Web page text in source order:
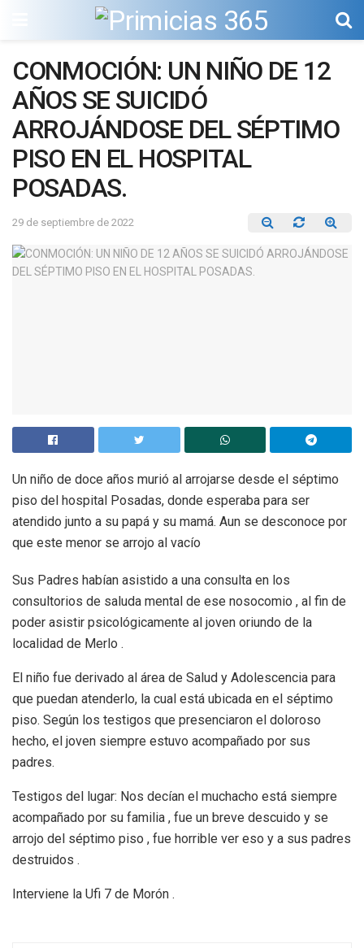
CONMOCIÓN: UN NIÑO DE 12
AÑOS SE SUICIDÓ
ARROJÁNDOSE DEL SÉPTIMO
PISO EN EL HOSPITAL
POSADAS.
29 de septiembre de 2022
Un niño de doce años murió al arrojarse desde el séptimo
piso del hospital Posadas, donde esperaba para ser
atendido junto a su papá y su mamá. Aun se desconoce por
que este menor se arrojo al vacío
Sus Padres habían asistido a una consulta en los
consultorios de saluda mental de ese nosocomio , al fin de
poder asistir psicológicamente al joven oriundo de la
localidad de Merlo .
El niño fue derivado al área de Salud y Adolescencia para
que puedan atenderlo, la cual está ubicada en el séptimo
piso. Según los testigos que presenciaron el doloroso
hecho, el joven siempre estuvo acompañado por sus
padres.
Testigos del lugar: Nos decían el muchacho está siempre
acompañado por su familia , fue un breve descuido y se
arrojo del séptimo piso , fue horrible ver eso y a sus padres
destruidos .
Interviene la Ufi 7 de Morón .